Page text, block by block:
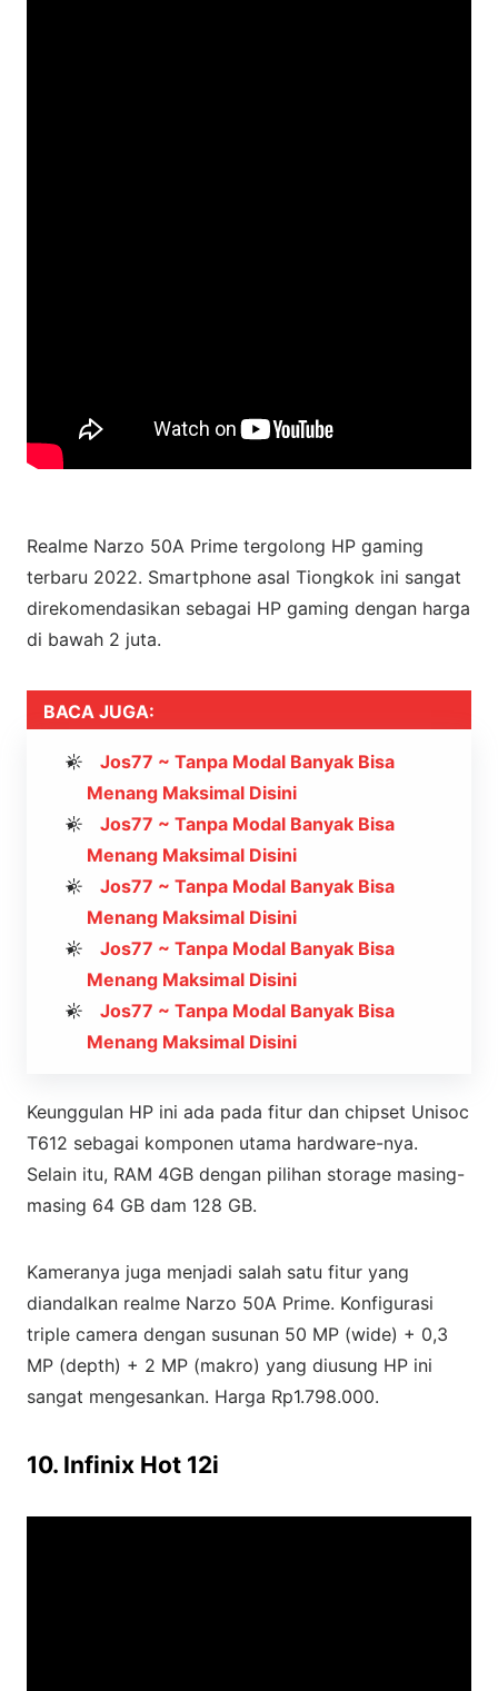
Realme Narzo 50A Prime tergolong HP gaming
terbaru 2022. Smartphone asal Tiongkok ini sangat
direkomendasikan sebagai HP gaming dengan harga
di bawah 2 juta.
BACA JUGA:
Jos77 ~ Tanpa Modal Banyak Bisa
Menang Maksimal Disini
Jos77 ~ Tanpa Modal Banyak Bisa
Menang Maksimal Disini
Jos77 ~ Tanpa Modal Banyak Bisa
Menang Maksimal Disini
Jos77 ~ Tanpa Modal Banyak Bisa
Menang Maksimal Disini
Jos77 ~ Tanpa Modal Banyak Bisa
Menang Maksimal Disini
Keunggulan HP ini ada pada fitur dan chipset Unisoc
T612 sebagai komponen utama hardware-nya.
Selain itu, RAM 4GB dengan pilihan storage masing-
masing 64 GB dam 128 GB.
Kameranya juga menjadi salah satu fitur yang
diandalkan realme Narzo 50A Prime. Konfigurasi
triple camera dengan susunan 50 MP (wide) + 0,3
MP (depth) + 2 MP (makro) yang diusung HP ini
sangat mengesankan. Harga Rp1.798.000.
10. Infinix Hot 12i